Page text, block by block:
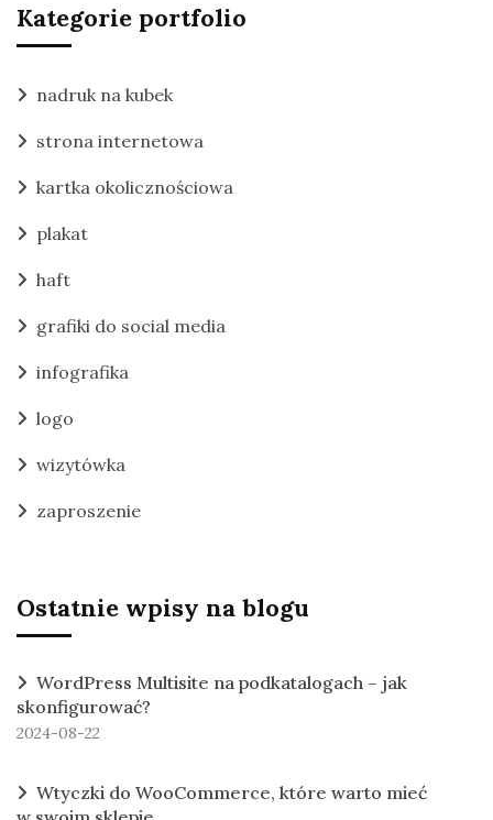
Kategorie portfolio
nadruk na kubek
strona internetowa
kartka okolicznościowa
plakat
haft
grafiki do social media
infografika
logo
wizytówka
zaproszenie
Ostatnie wpisy na blogu
WordPress Multisite na podkatalogach – jak
skonfigurować?
2024-08-22
Wtyczki do WooCommerce, które warto mieć